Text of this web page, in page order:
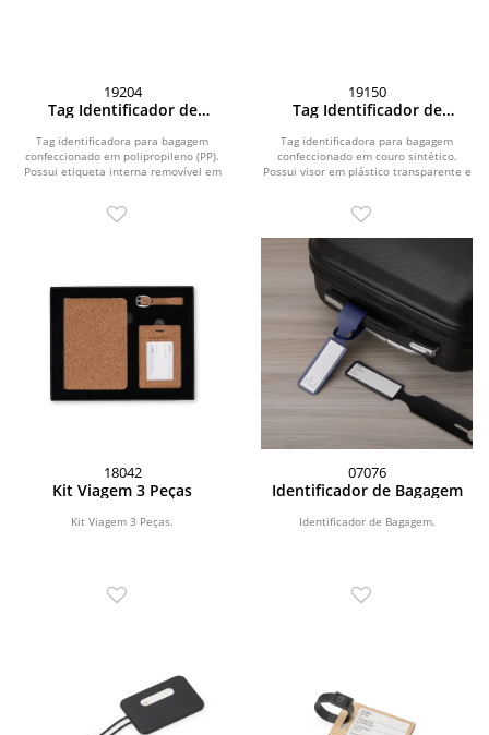
19204
Tag Identificador de
Tag identificadora para bagagem
confeccionado em polipropileno (PP).
Possui etiqueta interna removível em
19150
Tag Identificador de
Tag identificadora para bagagem
confeccionado em couro sintético.
Possui visor em plástico transparente e
18042
Kit Viagem 3 Peças
Kit Viagem 3 Peças.
07076
Identificador de Bagagem
Identificador de Bagagem.